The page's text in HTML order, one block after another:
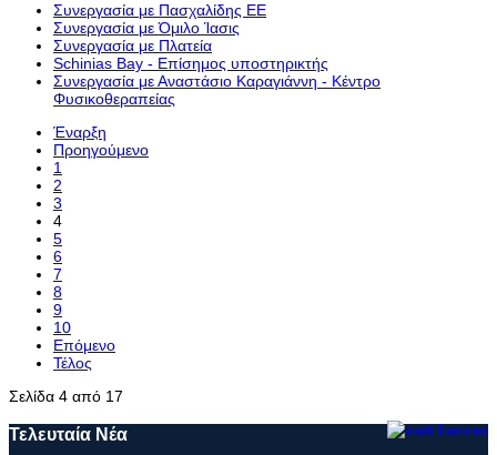
Συνεργασία με Πασχαλίδης ΕΕ
Συνεργασία με Όμιλο Ίασις
Συνεργασία με Πλατεία
Schinias Bay - Επίσημος υποστηρικτής
Συνεργασία με Αναστάσιο Καραγιάννη - Κέντρο
Φυσικοθεραπείας
Έναρξη
Προηγούμενο
1
2
3
4
5
6
7
8
9
10
Επόμενο
Τέλος
Σελίδα 4 από 17
Τελευταία Νέα